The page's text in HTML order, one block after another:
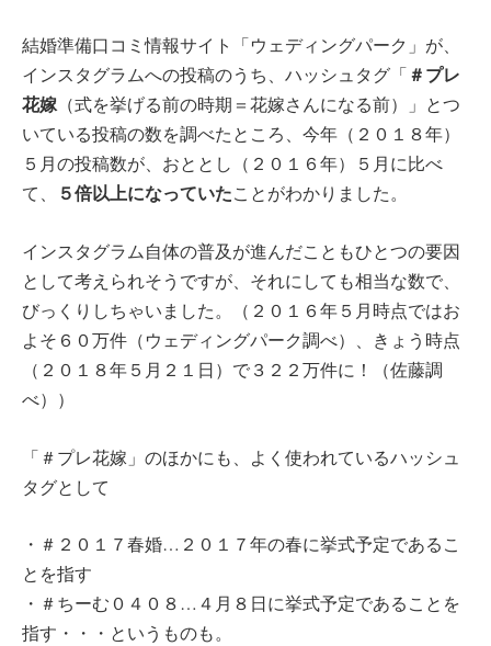
結婚準備口コミ情報サイト「ウェディングパーク」が、
インスタグラムへの投稿のうち、ハッシュタグ「＃プレ
花嫁（式を挙げる前の時期＝花嫁さんになる前）」とつ
いている投稿の数を調べたところ、今年（２０１８年）
５月の投稿数が、おととし（２０１６年）５月に比べ
て、
５倍以上になっていたことがわかりました。
インスタグラム自体の普及が進んだこともひとつの要因
として考えられそうですが、それにしても相当な数で、
びっくりしちゃいました。（２０１６年５月時点ではお
よそ６０万件（ウェディングパーク調べ）、きょう時点
（２０１８年５月２１日）で３２２万件に！（佐藤調
べ））
「＃プレ花嫁」のほかにも、よく使われているハッシュ
タグとして
・＃２０１７春婚…２０１７年の春に挙式予定であるこ
とを指す
・＃ちーむ０４０８…４月８日に挙式予定であることを
指す・・・というものも。